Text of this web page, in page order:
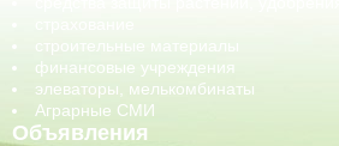
строительные материалы
финансовые учреждения
элеваторы, мелькомбинаты
Аграрные СМИ
Объявления